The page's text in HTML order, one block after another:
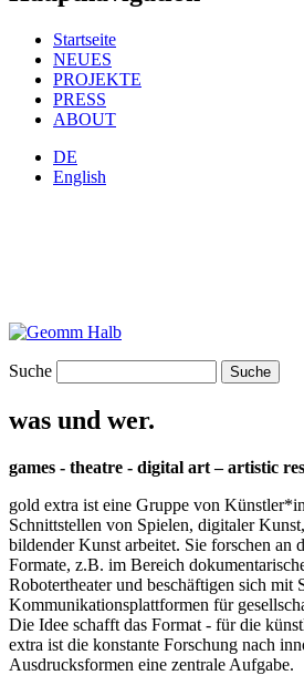
Startseite
NEUES
PROJEKTE
PRESS
ABOUT
DE
English
Suche
was und wer.
games - theatre - digital art – artistic
gold extra ist eine Gruppe von
Schnittstellen von Spielen, digitaler
bildender Kunst arbeitet. Sie forschen an
Formate, z.B. im Bereich
Robotertheater und beschäftigen sich mit
Kommunikationsplattformen für
Die Idee schafft das Format - für die
extra ist die konstante Forschung nach
Ausdrucksformen eine zentrale Aufgabe.